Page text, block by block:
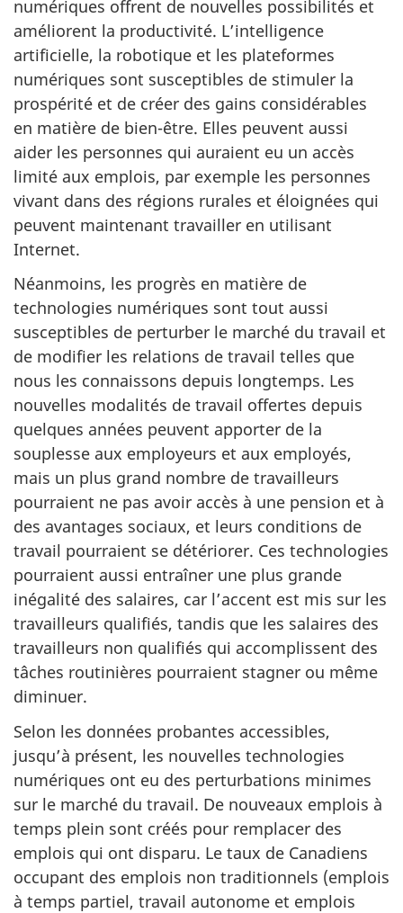
numériques offrent de nouvelles possibilités et
améliorent la productivité. L’intelligence
artificielle, la robotique et les plateformes
numériques sont susceptibles de stimuler la
prospérité et de créer des gains considérables
en matière de bien-être. Elles peuvent aussi
aider les personnes qui auraient eu un accès
limité aux emplois, par exemple les personnes
vivant dans des régions rurales et éloignées qui
peuvent maintenant travailler en utilisant
Internet.
Néanmoins, les progrès en matière de
technologies numériques sont tout aussi
susceptibles de perturber le marché du travail et
de modifier les relations de travail telles que
nous les connaissons depuis longtemps. Les
nouvelles modalités de travail offertes depuis
quelques années peuvent apporter de la
souplesse aux employeurs et aux employés,
mais un plus grand nombre de travailleurs
pourraient ne pas avoir accès à une pension et à
des avantages sociaux, et leurs conditions de
travail pourraient se détériorer. Ces technologies
pourraient aussi entraîner une plus grande
inégalité des salaires, car l’accent est mis sur les
travailleurs qualifiés, tandis que les salaires des
travailleurs non qualifiés qui accomplissent des
tâches routinières pourraient stagner ou même
diminuer.
Selon les données probantes accessibles,
jusqu’à présent, les nouvelles technologies
numériques ont eu des perturbations minimes
sur le marché du travail. De nouveaux emplois à
temps plein sont créés pour remplacer des
emplois qui ont disparu. Le taux de Canadiens
occupant des emplois non traditionnels (emplois
à temps partiel, travail autonome et emplois